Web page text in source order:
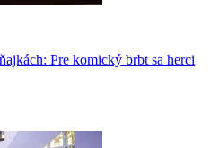
Pre komický brbt sa herci